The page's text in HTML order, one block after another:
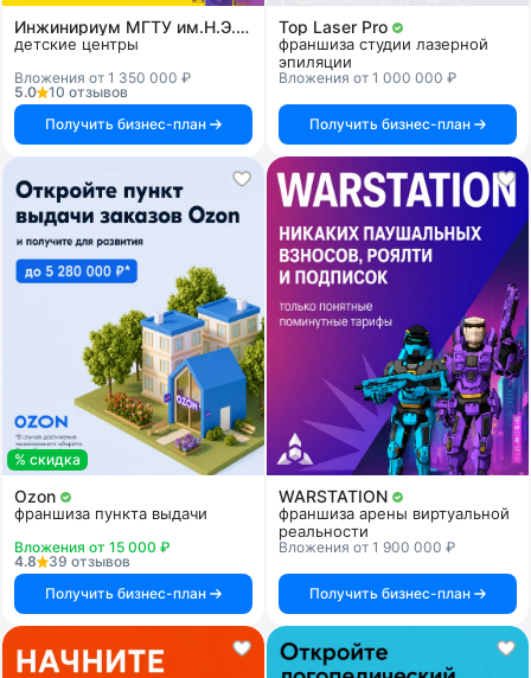
Инжинириум МГТУ им.Н.Э.Баумана
детские центры
Вложения от 1 350 000 ₽
5.0
10 отзывов
Получить бизнес-план
Top Laser Pro
франшиза студии лазерной
эпиляции
Вложения от 1 000 000 ₽
Получить бизнес-план
% скидка
Ozon
франшиза пункта выдачи
Вложения от 15 000 ₽
4.8
39 отзывов
Получить бизнес-план
WARSTATION
франшиза арены виртуальной
реальности
Вложения от 1 900 000 ₽
Получить бизнес-план